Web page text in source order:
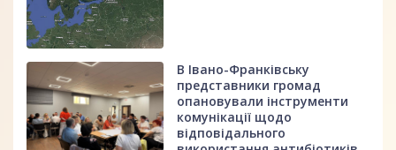
В Івано-Франківську
представники громад
опановували інструменти
комунікації щодо
відповідального